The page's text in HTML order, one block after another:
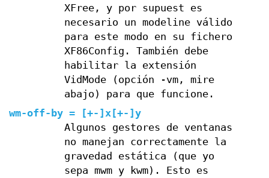
XFree, y por supuest es
necesario un modeline válido
para este modo en su fichero
XF86Config. También debe
habilitar la extensión
VidMode (opción -vm, mire
abajo) para que funcione.
wm-off-by = [+-]x[+-]y
Algunos gestores de ventanas
no manejan correctamente la
gravedad estática (que yo
sepa mwm y kwm). Esto es